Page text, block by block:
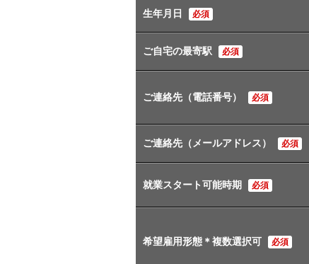
生年月日 必須
ご自宅の最寄駅 必須
ご連絡先（電話番号） 必須
ご連絡先（メールアドレス） 必須
就業スタート可能時期 必須
希望雇用形態＊複数選択可 必須